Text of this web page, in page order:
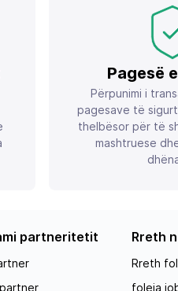
Pagesë e
Përpunimi i
pagesave të
thelbësor për të
mashtruese
partneritetit Rreth
Rreth
foleja